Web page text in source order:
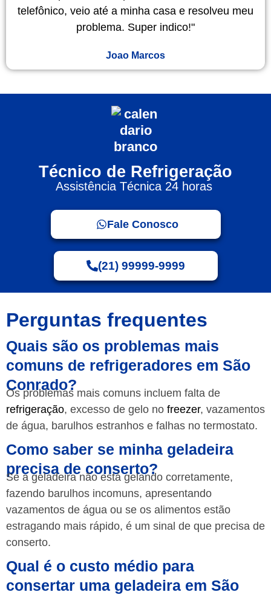
telefônico, veio até a minha casa e resolveu meu
problema. Super indico!"
Joao Marcos
Técnico de Refrigeração
Assistência Técnica 24 horas
Fale Conosco
(21) 99999-9999
Perguntas frequentes
Quais são os problemas mais
comuns de refrigeradores em São
Conrado?
Os problemas mais comuns incluem falta de
refrigeração, excesso de gelo no freezer, vazamentos
de água, barulhos estranhos e falhas no termostato.
Como saber se minha geladeira
precisa de conserto?
Se a geladeira não está gelando corretamente,
fazendo barulhos incomuns, apresentando
vazamentos de água ou se os alimentos estão
estragando mais rápido, é um sinal de que precisa de
conserto.
Qual é o custo médio para
consertar uma geladeira em São